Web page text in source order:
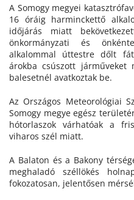
A Somogy megyei
16 óráig harminckettő
időjárás miatt
önkormányzati és
alkalommal úttestre dőlt
árokba csúszott
balesetnél avatkoztak be.
Az Országos Meteorológiai
Somogy megye egész
hótorlaszok várhatóak a
viharos szél miatt.
A Balaton és a Bakony
meghaladó széllökés
fokozatosan, jelentősen